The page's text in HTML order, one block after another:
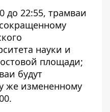
до 22:55, трамваи
науки и
площади;
будут
же измененному